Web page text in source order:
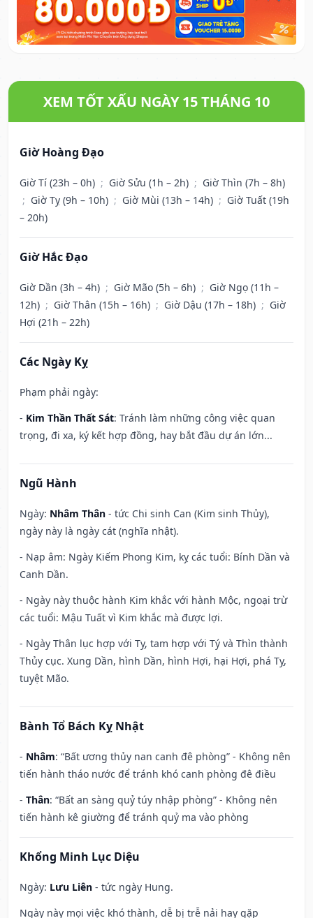
XEM TỐT XẤU NGÀY 15 THÁNG 10
Giờ Hoàng Đạo
Giờ Tí (23h – 0h) ; Giờ Sửu (1h – 2h) ; Giờ Thìn (7h – 8h)
; Giờ Tỵ (9h – 10h) ; Giờ Mùi (13h – 14h) ; Giờ Tuất (19h
– 20h)
Giờ Hắc Đạo
Giờ Dần (3h – 4h) ; Giờ Mão (5h – 6h) ; Giờ Ngọ (11h –
12h) ; Giờ Thân (15h – 16h) ; Giờ Dậu (17h – 18h) ; Giờ
Hợi (21h – 22h)
Các Ngày Kỵ
Phạm phải ngày:
- Kim Thần Thất Sát: Tránh làm những công việc quan
trọng, đi xa, ký kết hợp đồng, hay bắt đầu dự án lớn...
Ngũ Hành
Ngày: Nhâm Thân - tức Chi sinh Can (Kim sinh Thủy),
ngày này là ngày cát (nghĩa nhật).
- Nạp âm: Ngày Kiếm Phong Kim, kỵ các tuổi: Bính Dần và
Canh Dần.
- Ngày này thuộc hành Kim khắc với hành Mộc, ngoại trừ
các tuổi: Mậu Tuất vì Kim khắc mà được lợi.
- Ngày Thân lục hợp với Tỵ, tam hợp với Tý và Thìn thành
Thủy cục. Xung Dần, hình Dần, hình Hợi, hại Hợi, phá Tỵ,
tuyệt Mão.
Bành Tổ Bách Kỵ Nhật
- Nhâm: “Bất ương thủy nan canh đê phòng” - Không nên
tiến hành tháo nước để tránh khó canh phòng đê điều
- Thân: “Bất an sàng quỷ túy nhập phòng” - Không nên
tiến hành kê giường để tránh quỷ ma vào phòng
Khổng Minh Lục Diệu
Ngày: Lưu Liên - tức ngày Hung.
Ngày này mọi việc khó thành, dễ bị trễ nải hay gặp